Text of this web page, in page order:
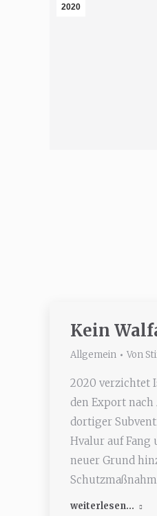
2020
Kein
Allgemein Von
2020 verzichtet
den Export nach
dortiger
Hvalur auf Fang
neuer Grund
weiterlesen...